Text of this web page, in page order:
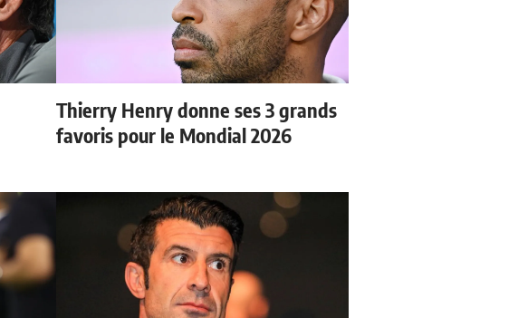
Thierry Henry donne ses 3 grands
favoris pour le Mondial 2026